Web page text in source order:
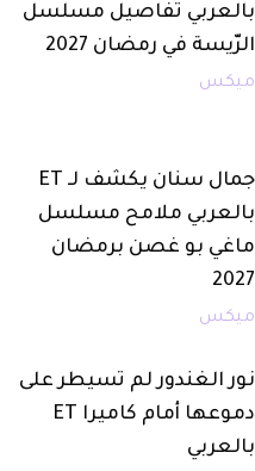
بالعربي تفاصيل مسلسل
الرّيسة في رمضان 2027
ميكس
جمال سنان يكشف لـ ET
بالعربي ملامح مسلسل
ماغي بو غصن برمضان
2027
ميكس
نور الغندور لم تسيطر على
دموعها أمام كاميرا ET
بالعربي